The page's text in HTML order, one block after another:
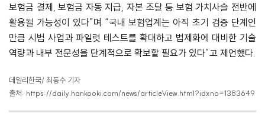
보험금 결제, 보험금 자동 지급, 자본 조달 등 보험 가치사슬 전반에
활용될 가능성이 있다”며 “국내 보험업계는 아직 초기 검증 단계인
만큼 시범 사업과 파일럿 테스트를 확대하고 법제화에 대비한 기술
역량과 내부 전문성을 단계적으로 확보할 필요가 있다”고 제언했다.
데일리한국/ 최동수 기자
출처: https://daily.hankooki.com/news/articleView.html?idxno=1383649